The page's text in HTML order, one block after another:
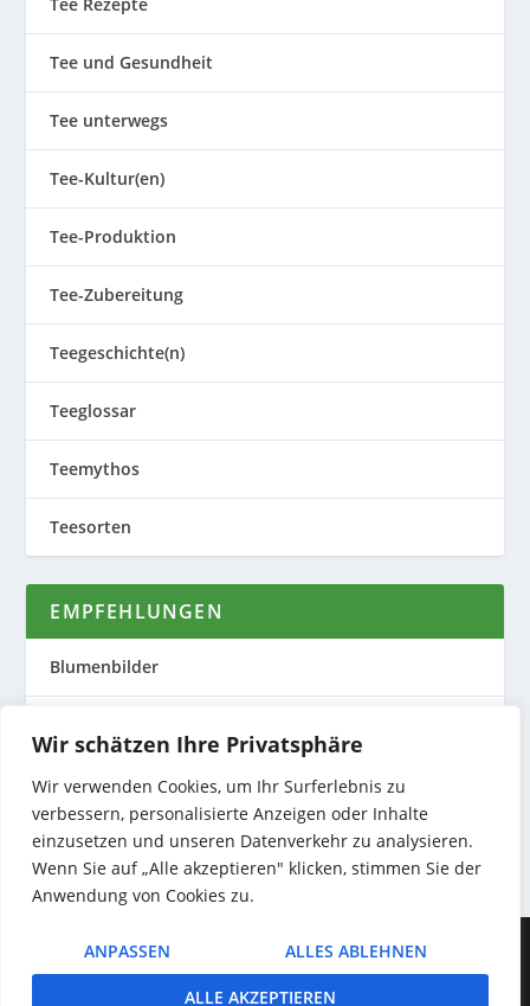
Wir schätzen Ihre Privatsphäre
Wir verwenden Cookies, um Ihr Surferlebnis zu
verbessern, personalisierte Anzeigen oder Inhalte
einzusetzen und unseren Datenverkehr zu analysieren.
Wenn Sie auf „Alle akzeptieren" klicken, stimmen Sie der
Anwendung von Cookies zu.
ANPASSEN ALLES ABLEHNEN
ALLE AKZEPTIEREN
Tee und Gesundheit
Tee unterwegs
Tee-Kultur(en)
Tee-Produktion
Tee-Zubereitung
Teegeschichte(n)
Teeglossar
Teemythos
Teesorten
EMPFEHLUNGEN
Blumenbilder
Nature to Print
Preiswerte Produktfotos
Entworfen vonElegant Themes | Unterstützt vonWordPress